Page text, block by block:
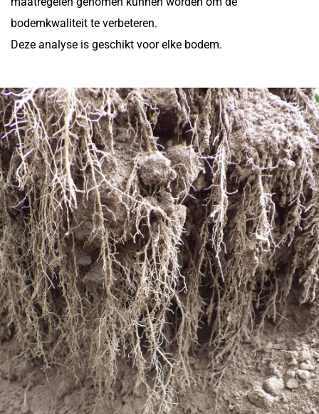
bodemkwaliteit te verbeteren.
Deze analyse is geschikt voor elke bodem.